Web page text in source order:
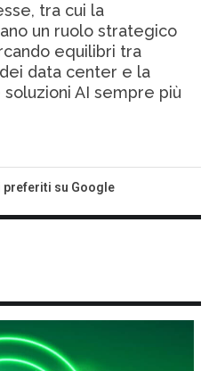
tra cui la
un ruolo strategico
equilibri tra
data center e la
AI sempre più
preferiti su Google